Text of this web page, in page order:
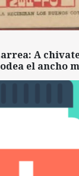
A
el ancho